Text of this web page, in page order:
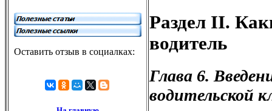
Раздел II.
водитель
Глава 6.
водительской